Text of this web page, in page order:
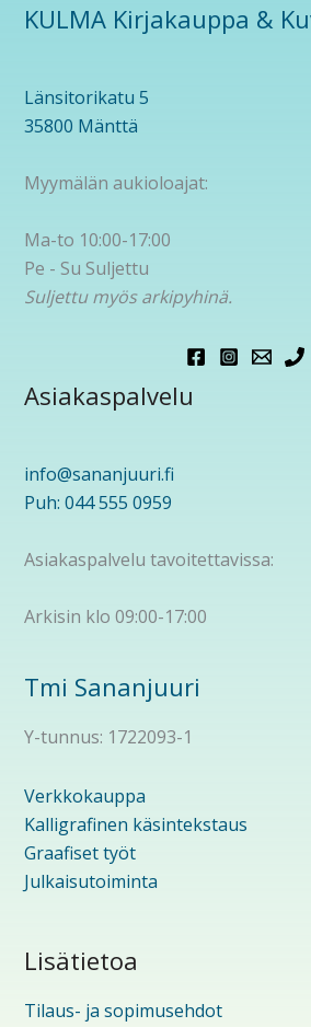
KULMA Kirjakauppa &
Länsitorikatu 5
35800 Mänttä
Myymälän aukioloajat:
Ma-to 10:00-17:00
Pe - Su Suljettu
Suljettu myös arkipyhinä.
Asiakaspalvelu
info@sananjuuri.fi
Puh: 044 555 0959
Asiakaspalvelu tavoitettavissa:
Arkisin klo 09:00-17:00
Tmi Sananjuuri
Y-tunnus: 1722093-1
Verkkokauppa
Kalligrafinen käsintekstaus
Graafiset työt
Julkaisutoiminta
Lisätietoa
Tilaus- ja sopimusehdot